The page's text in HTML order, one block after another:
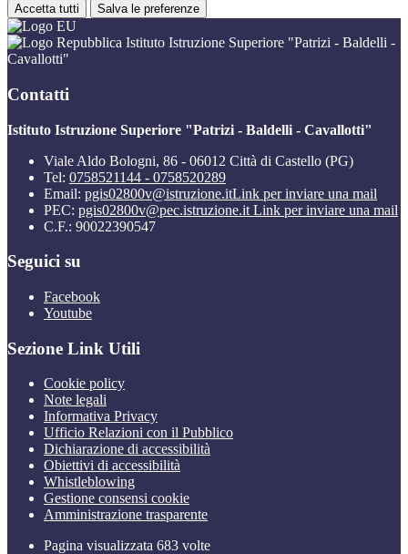
Accetta tutti Salva le preferenze
Istituto Istruzione Superiore "Patrizi - Baldelli -
Cavallotti"
Contatti
Istituto Istruzione Superiore "Patrizi - Baldelli - Cavallotti"
Viale Aldo Bologni, 86 - 06012 Città di Castello (PG)
Tel: 0758521144 - 0758520289
Email: pgis02800v@istruzione.itLink per inviare una mail
PEC: pgis02800v@pec.istruzione.it Link per inviare una mail
C.F.: 90022390547
Seguici su
Facebook
Youtube
Sezione Link Utili
Cookie policy
Note legali
Informativa Privacy
Ufficio Relazioni con il Pubblico
Dichiarazione di accessibilità
Obiettivi di accessibilità
Whistleblowing
Gestione consensi cookie
Amministrazione trasparente
Pagina visualizzata 683 volte